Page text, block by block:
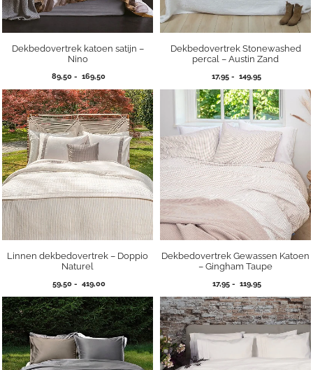
Dekbedovertrek katoen satijn –
Nino
89,50 - 169,50Prijsklasse:
tot
169,50
Dekbedovertrek Stonewashed
percal – Austin Zand
17,95 - 149,95Prijsklasse:
tot
149,95
Linnen dekbedovertrek – Doppio
Naturel
59,50 - 419,00Prijsklasse:
tot
419,00
Dekbedovertrek Gewassen Katoen
– Gingham Taupe
17,95 - 119,95Prijsklasse:
tot
119,95